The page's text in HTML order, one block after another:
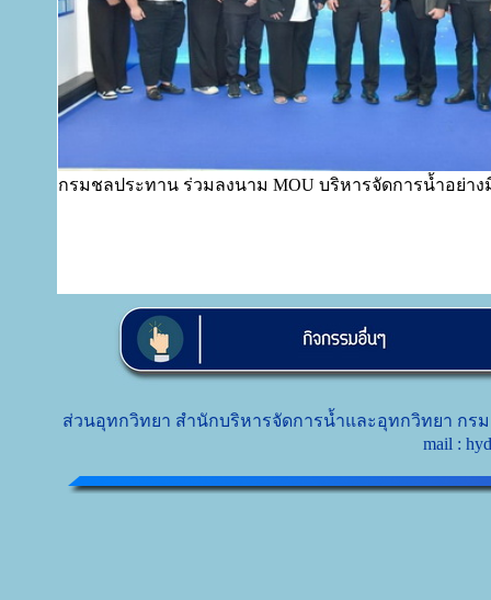
กรมชลประทาน ร่วมลงนาม MOU บริหารจัดการน้ำอย่า
ส่วนอุทกวิทยา สำนักบริหารจัดการน้ำและอุทกวิทยา กรม
mail :